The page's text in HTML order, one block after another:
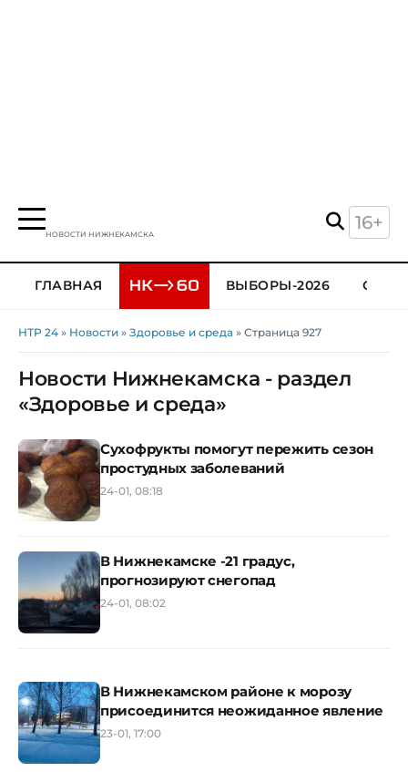
НОВОСТИ НИЖНЕКАМСКА
16+
ГЛАВНАЯ ВЫБОРЫ-2026
НТР 24 » Новости » Здоровье и среда » Страница 927
Новости Нижнекамска - раздел
«Здоровье и среда»
Сухофрукты помогут пережить сезон
простудных заболеваний
24-01, 08:18
В Нижнекамске -21 градус,
прогнозируют снегопад
24-01, 08:02
В Нижнекамском районе к морозу
присоединится неожиданное явление
23-01, 17:00